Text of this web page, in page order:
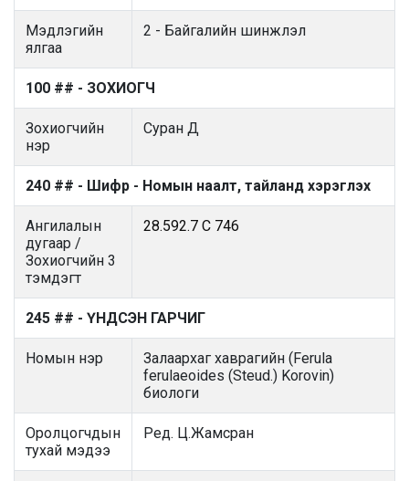
Мэдлэгийн
ялгаа
2 - Байгалийн шинжлэл
100 ## - ЗОХИОГЧ
Зохиогчийн
нэр
Суран Д
240 ## - Шифр - Номын наалт, тайланд хэрэглэх
Ангилалын
дугаар /
Зохиогчийн 3
тэмдэгт
28.592.7 С 746
245 ## - ҮНДСЭН ГАРЧИГ
Номын нэр
Залаархаг хаврагийн (Ferula
ferulaeoides (Steud.) Korovin)
биологи
Оролцогчдын
тухай мэдээ
Ред. Ц.Жамсран